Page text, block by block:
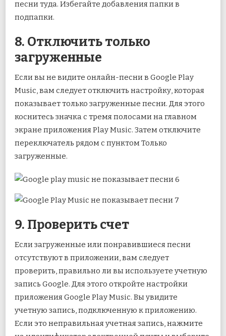
песни туда. Избегайте добавления папки в
подпапки.
8. Отключить только
загруженные
Если вы не видите онлайн-песни в Google Play
Music, вам следует отключить настройку, которая
показывает только загруженные песни. Для этого
коснитесь значка с тремя полосами на главном
экране приложения Play Music. Затем отключите
переключатель рядом с пунктом Только
загруженные.
9. Проверить счет
Если загруженные или понравившиеся песни
отсутствуют в приложении, вам следует
проверить, правильно ли вы используете учетную
запись Google. Для этого откройте настройки
приложения Google Play Music. Вы увидите
учетную запись, подключенную к приложению.
Если это неправильная учетная запись, нажмите